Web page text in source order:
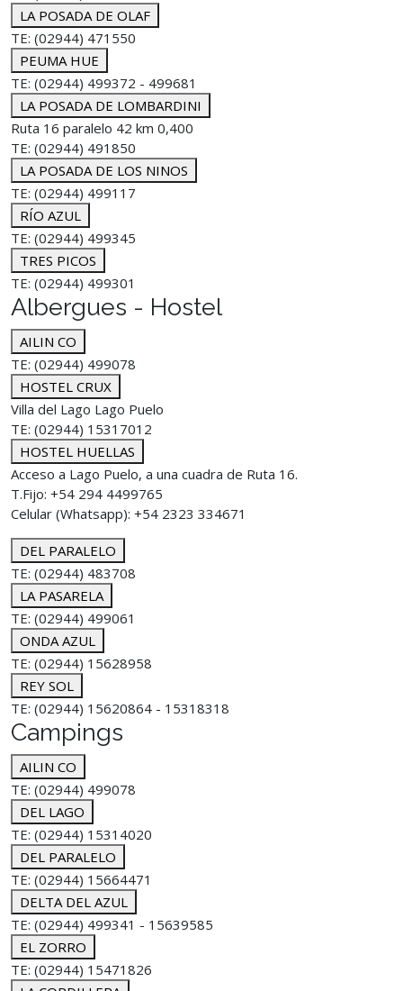
LA POSADA DE OLAF
TE: (02944) 471550
PEUMA HUE
TE: (02944) 499372 - 499681
LA POSADA DE LOMBARDINI
Ruta 16 paralelo 42 km 0,400
TE: (02944) 491850
LA POSADA DE LOS NINOS
TE: (02944) 499117
RÍO AZUL
TE: (02944) 499345
TRES PICOS
TE: (02944) 499301
Albergues - Hostel
AILIN CO
TE: (02944) 499078
HOSTEL CRUX
Villa del Lago Lago Puelo
TE: (02944) 15317012
HOSTEL HUELLAS
Acceso a Lago Puelo, a una cuadra de Ruta 16.
T.Fijo: +54 294 4499765
Celular (Whatsapp): +54 2323 334671
DEL PARALELO
TE: (02944) 483708
LA PASARELA
TE: (02944) 499061
ONDA AZUL
TE: (02944) 15628958
REY SOL
TE: (02944) 15620864 - 15318318
Campings
AILIN CO
TE: (02944) 499078
DEL LAGO
TE: (02944) 15314020
DEL PARALELO
TE: (02944) 15664471
DELTA DEL AZUL
TE: (02944) 499341 - 15639585
EL ZORRO
TE: (02944) 15471826